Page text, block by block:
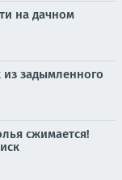
на дачном
задымленного
сжимается!